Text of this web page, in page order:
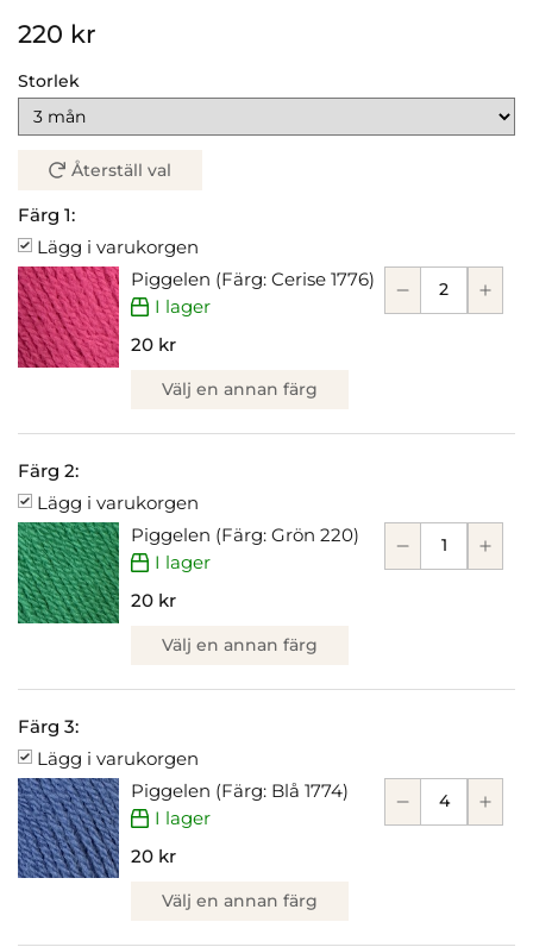
220 kr
Storlek
Återställ val
Färg 1:
Lägg i varukorgen
Piggelen (Färg: Cerise 1776)
I lager
20 kr
Välj en annan färg
Färg 2:
Lägg i varukorgen
Piggelen (Färg: Grön 220)
I lager
20 kr
Välj en annan färg
Färg 3:
Lägg i varukorgen
Piggelen (Färg: Blå 1774)
I lager
20 kr
Välj en annan färg